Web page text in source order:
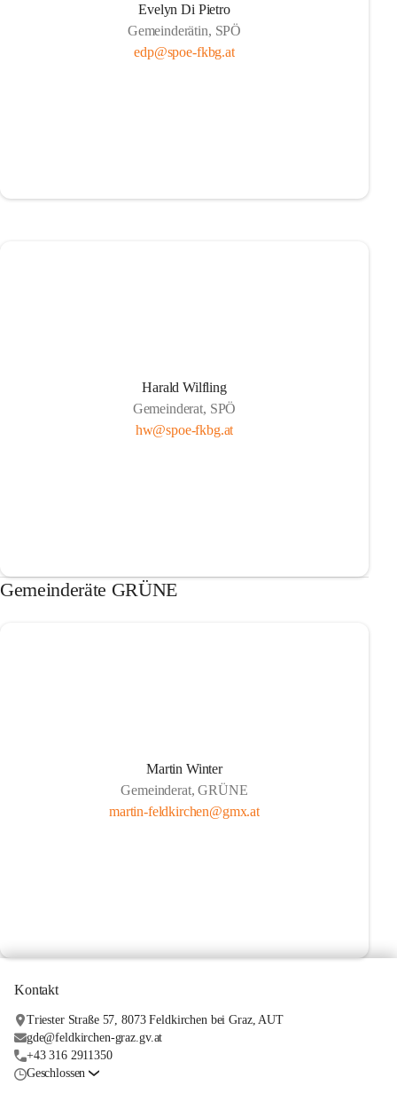
Evelyn Di Pietro
Gemeinderätin, SPÖ
edp@spoe-fkbg.at
Harald Wilfling
Gemeinderat, SPÖ
hw@spoe-fkbg.at
Gemeinderäte GRÜNE
Martin Winter
Gemeinderat, GRÜNE
martin-feldkirchen@gmx.at
Kontakt
Triester Straße 57, 8073 Feldkirchen bei Graz, AUT
gde@feldkirchen-graz.gv.at
+43 316 2911350
Geschlossen